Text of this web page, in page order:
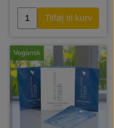
Tilføj til kurv
Vegansk